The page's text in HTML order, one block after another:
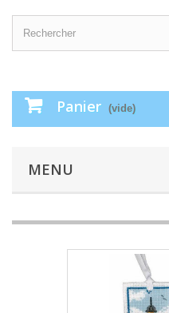
Panier (vide)
MENU